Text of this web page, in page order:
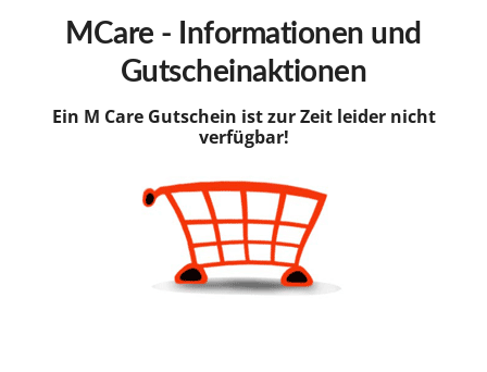
MCare - Informationen und
Gutscheinaktionen
Ein M Care Gutschein ist zur Zeit leider nicht
verfügbar!